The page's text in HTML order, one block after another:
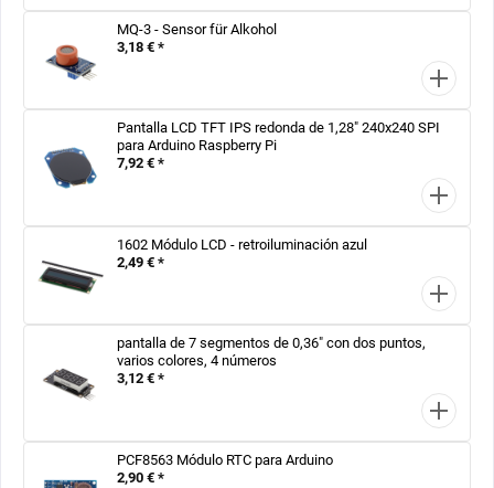
MQ-3 - Sensor für Alkohol
3,18 € *
Pantalla LCD TFT IPS redonda de 1,28" 240x240 SPI
para Arduino Raspberry Pi
7,92 € *
1602 Módulo LCD - retroiluminación azul
2,49 € *
pantalla de 7 segmentos de 0,36" con dos puntos,
varios colores, 4 números
3,12 € *
PCF8563 Módulo RTC para Arduino
2,90 € *